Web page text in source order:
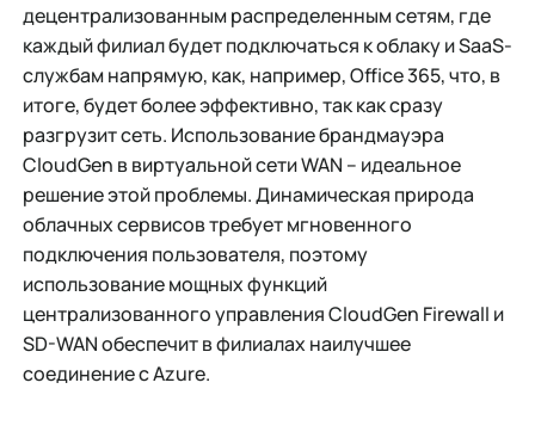
децентрализованным распределенным сетям, где
каждый филиал будет подключаться к облаку и SaaS-
службам напрямую, как, например, Office 365, что, в
итоге, будет более эффективно, так как сразу
разгрузит сеть. Использование брандмауэра
CloudGen в виртуальной сети WAN – идеальное
решение этой проблемы. Динамическая природа
облачных сервисов требует мгновенного
подключения пользователя, поэтому
использование мощных функций
централизованного управления CloudGen Firewall и
SD-WAN обеспечит в филиалах наилучшее
соединение с Azure.